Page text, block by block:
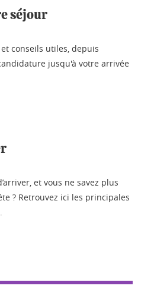
séjour
conseils utiles, depuis
jusqu'à votre arrivée
et vous ne savez plus
? Retrouvez ici les principales